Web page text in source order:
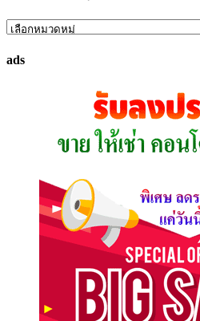
ค้นหา
ที่
ads